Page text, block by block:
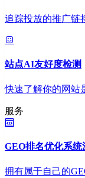
追踪投放的推广链
站点AI友好度检测
快速了解你的网站
服务
GEO排名优化系统
拥有属于自己的